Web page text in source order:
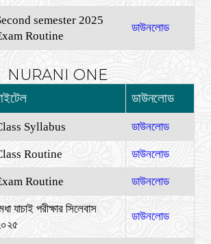
semester 2025
Routine
ডাউনলোড
NURANI ONE
ডাউনলোড
Syllabus ডাউনলোড
Routine ডাউনলোড
Routine ডাউনলোড
যাচাই পরীক্ষার সিলেবাস
ডাউনলোড